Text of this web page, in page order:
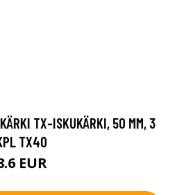
TX-ISKUKÄRKI, 50 MM, 3
TX40
EUR